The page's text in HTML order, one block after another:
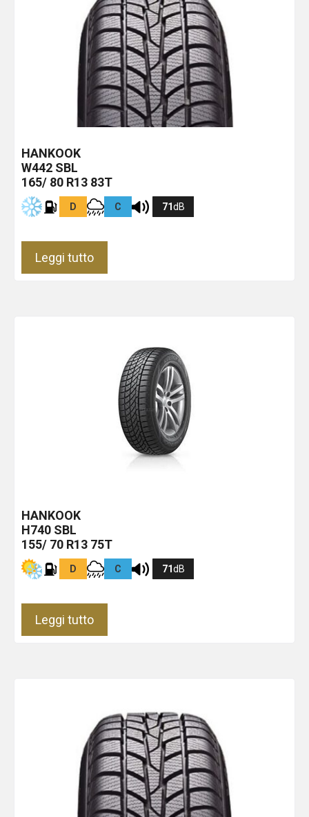
HANKOOK
W442 SBL
165/ 80 R13 83T
D C 71dB
Leggi tutto
HANKOOK
H740 SBL
155/ 70 R13 75T
D C 71dB
Leggi tutto